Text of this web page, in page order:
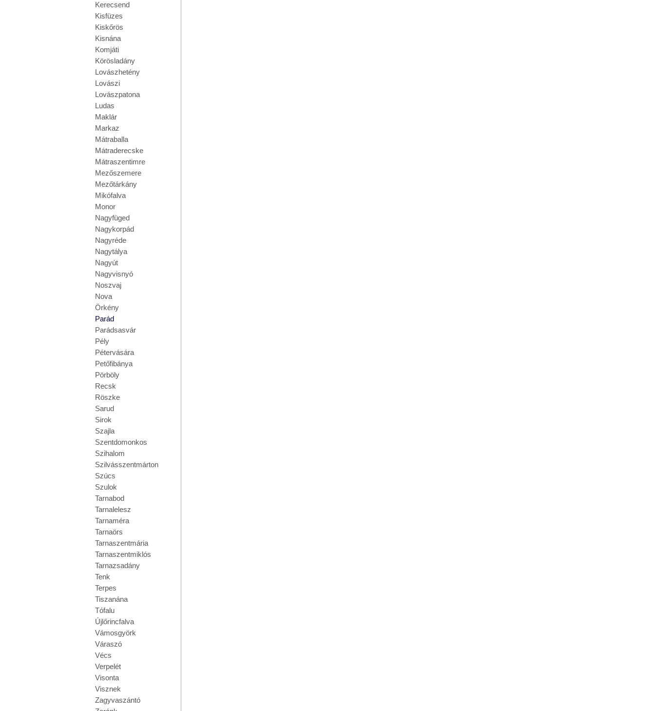
Kerecsend
Kisfüzes
Kiskőrös
Kisnána
Komjáti
Körösladány
Lovászhetény
Lovászi
Lovászpatona
Ludas
Maklár
Markaz
Mátraballa
Mátraderecske
Mátraszentimre
Mezőszemere
Mezőtárkány
Mikófalva
Monor
Nagyfüged
Nagykorpád
Nagyréde
Nagytálya
Nagyút
Nagyvisnyó
Noszvaj
Nova
Örkény
Parád
Parádsasvár
Pély
Pétervására
Petőfibánya
Pörböly
Recsk
Röszke
Sarud
Sirok
Szajla
Szentdomonkos
Szihalom
Szilvásszentmárton
Szúcs
Szulok
Tarnabod
Tarnalelesz
Tarnaméra
Tarnaörs
Tarnaszentmária
Tarnaszentmiklós
Tarnazsadány
Tenk
Terpes
Tiszanána
Tófalu
Újlőrincfalva
Vámosgyörk
Váraszó
Vécs
Verpelét
Visonta
Visznek
Zagyvaszántó